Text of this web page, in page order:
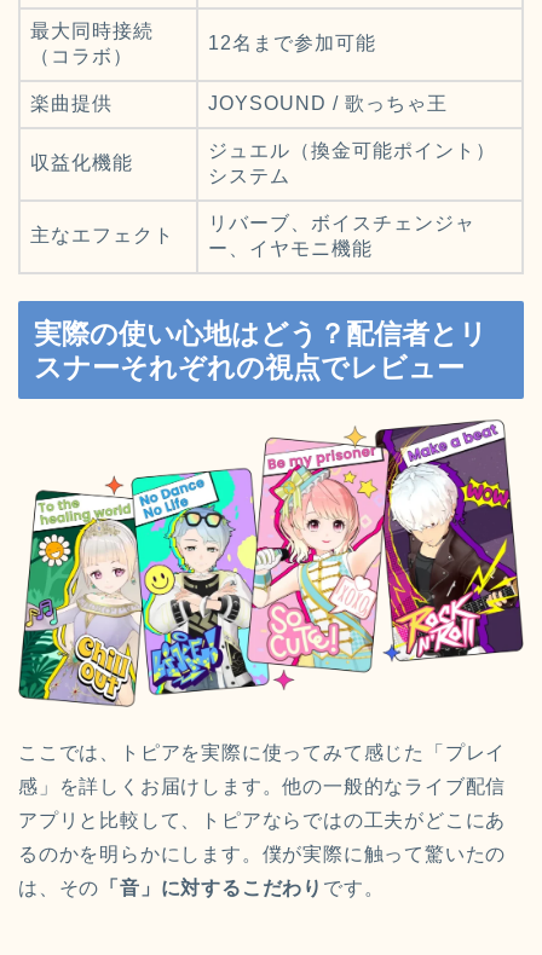
最大同時接続
（コラボ）
12名まで参加可能
楽曲提供 JOYSOUND / 歌っちゃ王
収益化機能
ジュエル（換金可能ポイント）
システム
主なエフェクト
リバーブ、ボイスチェンジャ
ー、イヤモニ機能
実際の使い心地はどう？配信者とリ
スナーそれぞれの視点でレビュー
ここでは、トピアを実際に使ってみて感じた「プレイ
感」を詳しくお届けします。他の一般的なライブ配信
アプリと比較して、トピアならではの工夫がどこにあ
るのかを明らかにします。僕が実際に触って驚いたの
は、その 「音」に対するこだわり です。